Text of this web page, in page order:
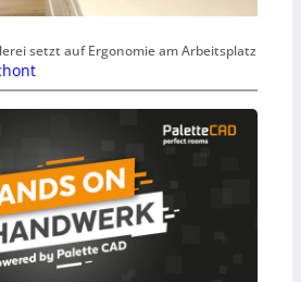
setzt auf Ergonomie am Arbeitsplatz